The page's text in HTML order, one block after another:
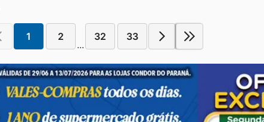
1 2
...
32 33